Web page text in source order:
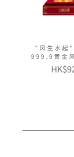
"风生水起"
999.9黄金
品